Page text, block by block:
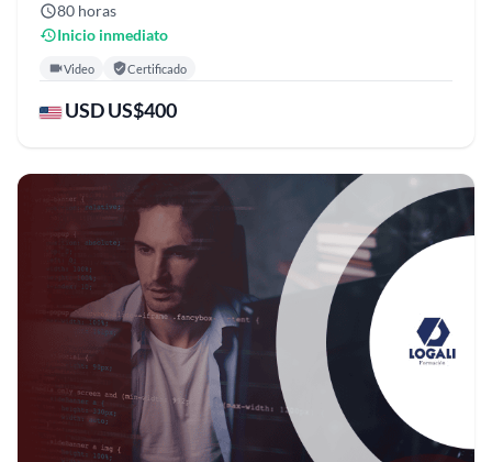
80 horas
Inicio inmediato
Video Certificado
USD US$400